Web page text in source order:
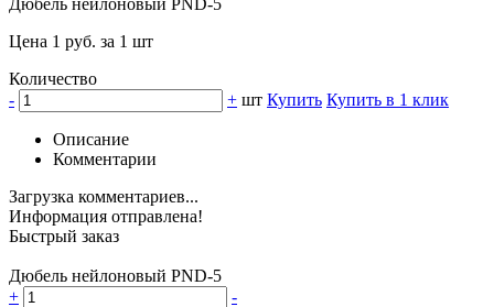
Цена 1 руб. за 1 шт
Количество
-
+ шт Купить Купить в 1 клик
Описание
Комментарии
Загрузка комментариев...
Информация отправлена!
Быстрый заказ
Дюбель нейлоновый PND-5
+
-